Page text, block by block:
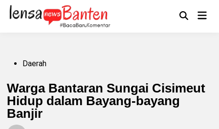
Skip
content
OpenMain
PostedDaerah
Warga Bantaran Sungai Cisimeut
Hidup dalam Bayang-bayang
Banjir